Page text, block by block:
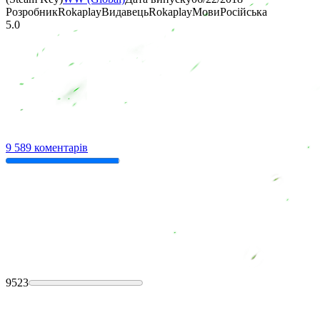
РозробникRokaplayВидавецьRokaplayМовиРосійська
5.0
9 589 коментарів
9523